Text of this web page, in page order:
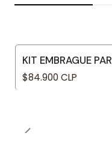
KIT EMBRAGUE
$84.900 CLP